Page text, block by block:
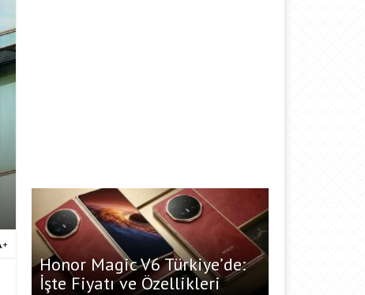
+
Honor Magic V6 Türkiye’de:
İşte Fiyatı ve Özellikleri